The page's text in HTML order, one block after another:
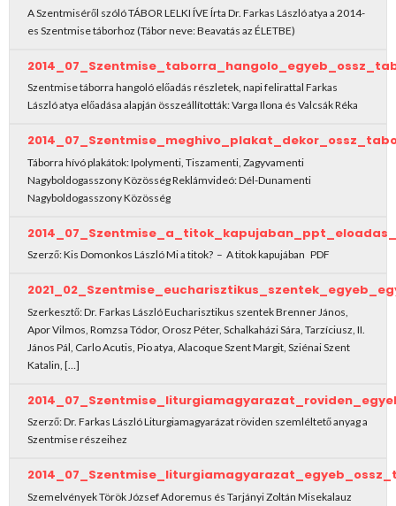
A Szentmiséről szóló TÁBOR LELKI ÍVE Írta Dr. Farkas László atya a 2014-
es Szentmise táborhoz (Tábor neve: Beavatás az ÉLETBE)
Szentmise táborra hangoló előadás részletek, napi felirattal Farkas
László atya előadása alapján összeállították: Varga Ilona és Valcsák Réka
Táborra hívó plakátok: Ipolymenti, Tiszamenti, Zagyvamenti
Nagyboldogasszony Közösség Reklámvideó: Dél-Dunamenti
Nagyboldogasszony Közösség
Szerző: Kis Domonkos László Mi a titok? – A titok kapujában PDF
Szerkesztő: Dr. Farkas László Eucharisztikus szentek Brenner János,
Apor Vilmos, Romzsa Tódor, Orosz Péter, Schalkaházi Sára, Tarzíciusz, II.
János Pál, Carlo Acutis, Pio atya, Alacoque Szent Margit, Sziénai Szent
Katalin, […]
Szerző: Dr. Farkas László Liturgiamagyarázat röviden szemléltető anyag a
Szentmise részeihez
Szemelvények Török József Adoremus és Tarjányi Zoltán Misekalauz